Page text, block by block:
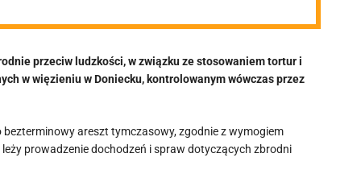
przeciw ludzkości, w związku ze stosowaniem tortur i
w więzieniu w Doniecku, kontrolowanym wówczas przez
areszt tymczasowy, zgodnie z wymogiem
prowadzenie dochodzeń i spraw dotyczących zbrodni